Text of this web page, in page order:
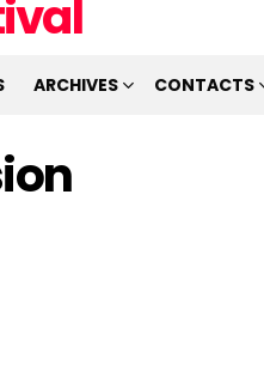
ARCHIVES CONTACTS